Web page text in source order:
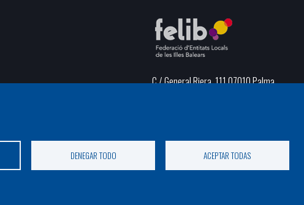
DENEGAR TODO ACEPTAR TODAS
C / General Riera, 111 07010 Palma